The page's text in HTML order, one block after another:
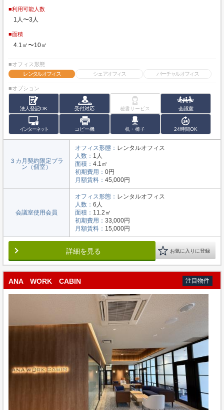
■利用可能人数
1人〜3人
■面積
4.1㎡〜10㎡
■オフィス形態
レンタルオフィス
シェアオフィス バーチャルオフィス
■オプション
法人登記OK 受付対応 秘書サービス 会議室
インターネット コピー機 机・椅子 24時間OK
３カ月契約限定プラ
ン（個室）
オフィス形態： レンタルオフィス
人数： 1人
面積： 4.1㎡
初期費用： 0円
月額賃料： 45,000円
会議室使用会員
オフィス形態： レンタルオフィス
人数： 6人
面積： 11.2㎡
初期費用： 33,000円
月額賃料： 15,000円
詳細を見る お気に入りに登録
ANA WORK CABIN 注目物件